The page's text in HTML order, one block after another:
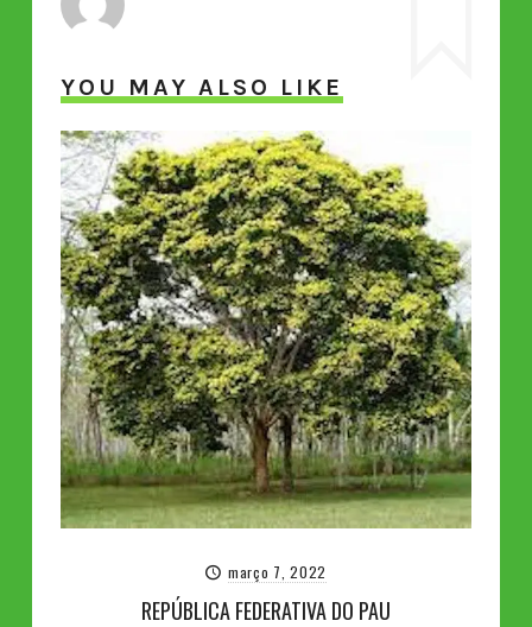
YOU MAY ALSO LIKE
março 7, 2022
REPÚBLICA FEDERATIVA DO PAU